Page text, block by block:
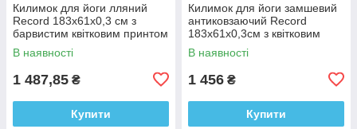
Килимок для йоги лляний
Record 183x61x0,3 см з
барвистим квітковим принтом
В наявності
1 487,85 ₴
Купити
Килимок для йоги замшевий
антиковзаючий Record
183x61x0,3см з квітковим
принтом
В наявності
1 456 ₴
Купити